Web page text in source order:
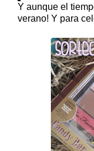
Y aunque el
verano! Y para